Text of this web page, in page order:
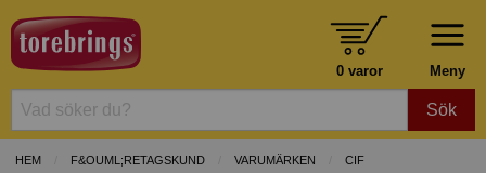
Meny
0 varor
Sök
HEM F&OUML;RETAGSKUND VARUMÄRKEN CIF